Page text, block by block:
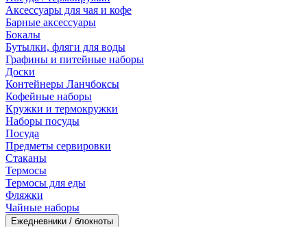
Аксессуары для чая и кофе
Барные аксессуары
Бокалы
Бутылки, фляги для воды
Графины и питейные наборы
Доски
Контейнеры Ланчбоксы
Кофейные наборы
Кружки и термокружки
Наборы посуды
Посуда
Предметы сервировки
Стаканы
Термосы
Термосы для еды
Фляжки
Чайные наборы
Ежедневники / блокноты